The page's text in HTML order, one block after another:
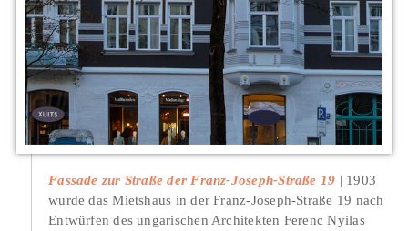
Fassade zur Straße der Franz-Joseph-Straße 19
1903
wurde das Mietshaus in der Franz-Joseph-Straße 19 nach
Entwürfen des ungarischen Architekten Ferenc Nyilas